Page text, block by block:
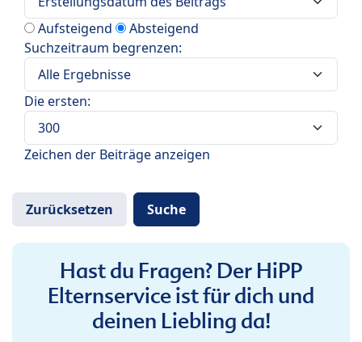
Aufsteigend
Absteigend
Suchzeitraum begrenzen:
Die ersten:
Zeichen der Beiträge anzeigen
Hast du Fragen? Der HiPP
Elternservice ist für dich und
deinen Liebling da!